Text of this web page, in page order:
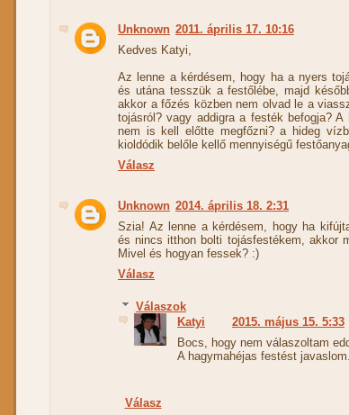
Unknown 2011. április 17. 10:16
Kedves Katyi,
Az lenne a kérdésem, hogy ha a nyers
és utána tesszük a festőlébe, majd
akkor a főzés közben nem olvad le a
tojásról? vagy addigra a festék befogja? A
nem is kell előtte megfőzni? a hideg
kioldódik belőle kellő mennyiségű
Válasz
Unknown 2014. április 18. 2:31
Szia! Az lenne a kérdésem, hogy ha
és nincs itthon bolti tojásfestékem, akkor
Mivel és hogyan fessek? :)
Válasz
Válaszok
Katyi
2015. május 15. 5:33
Bocs, hogy nem válaszoltam
A hagymahéjas festést
Válasz